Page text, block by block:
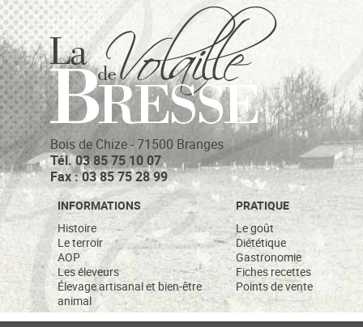
Bois de Chize - 71500 Branges
Tél. 03 85 75 10 07
Fax : 03 85 75 28 99
PRATIQUE
Le goût
Diététique
Gastronomie
Fiches recettes
Points de vente
INFORMATIONS
Histoire
Le terroir
AOP
Les éleveurs
Élevage artisanal et bien-­être
animal